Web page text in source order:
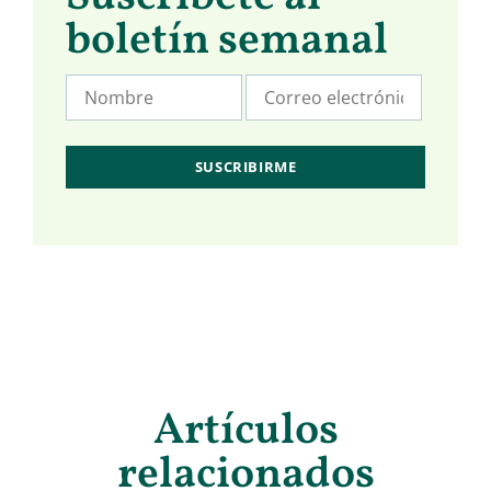
boletín semanal
Artículos
relacionados